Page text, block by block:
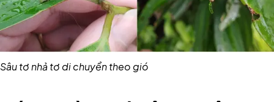
Sâu tơ nhả tơ di chuyển theo gió